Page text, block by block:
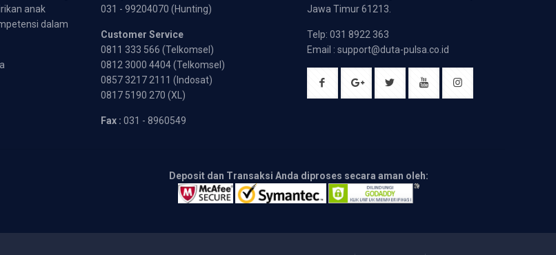
anak
dalam
031 - 99204070 (Hunting)
Customer Service
0811 333 566 (Telkomsel)
0812 3000 4404 (Telkomsel)
0857 3217 2111 (Indosat)
0817 5190 270 (XL)
Fax : 031 - 8960549
Jawa Timur 61213.
Telp: 031 8922 363
Email : support@duta-pulsa.co.id
Deposit dan Transaksi Anda diproses secara aman oleh: